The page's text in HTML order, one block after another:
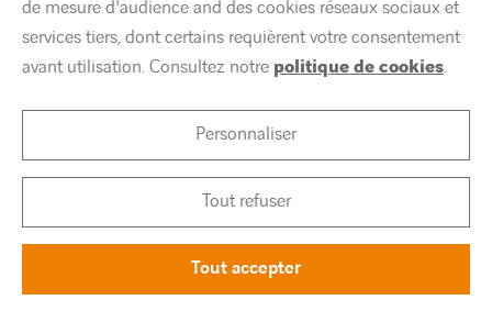
ACCESSIBILITÉ
COOKIES
twitterlinkedinyoutube
de mesure d'audience and des cookies réseaux sociaux et
services tiers, dont certains requièrent votre consentement
avant utilisation. Consultez notre politique de cookies.
Personnaliser
Tout refuser
Tout accepter